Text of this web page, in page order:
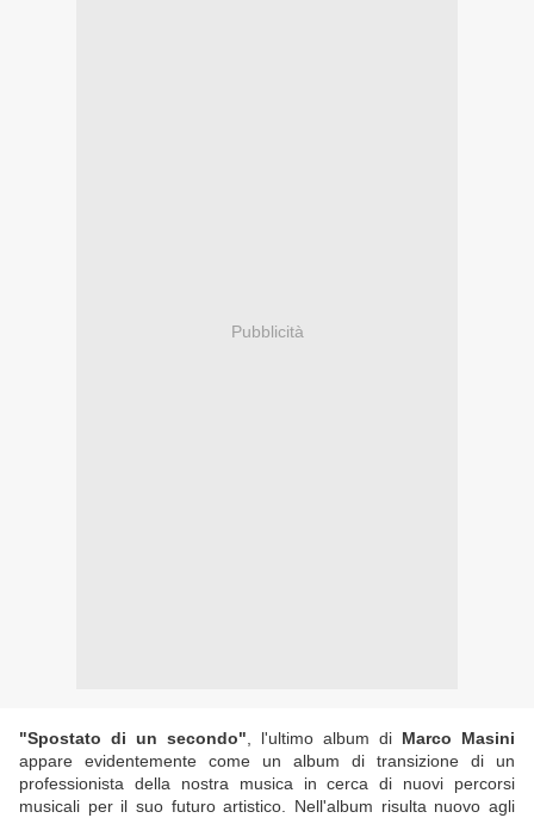
Pubblicità
"Spostato di un secondo" , l'ultimo album di Marco Masini
appare evidentemente come un album di transizione di un
professionista della nostra musica in cerca di nuovi percorsi
musicali per il suo futuro artistico. Nell'album risulta nuovo agli